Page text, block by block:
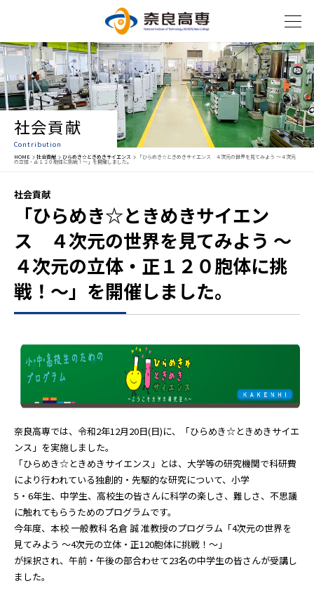
社会貢献
Contribution
HOME 社会貢献 ひらめき☆ときめきサイエンス 「ひらめき☆ときめきサイエンス ４次元の世界を見てみよう ～４次元
の立体・正１２０胞体に挑戦！～」を開催しました。
社会貢献
「ひらめき☆ときめきサイエン
ス ４次元の世界を見てみよう ～
４次元の立体・正１２０胞体に挑
戦！～」を開催しました。
奈良高専では、令和2年12月20日(日)に、「ひらめき☆ときめきサイエ
ンス」を実施しました。
「ひらめき☆ときめきサイエンス」とは、大学等の研究機関で科研費
により行われている独創的・先駆的な研究について、小学
5・6年生、中学生、高校生の皆さんに科学の楽しさ、難しさ、不思議
に触れてもらうためのプログラムです。
今年度、本校 一般教科 名倉 誠 准教授のプログラム 「4次元の世界を
見てみよう ～4次元の立体・正120胞体に挑戦！～」
が採択され、午前・午後の部合わせて23名の中学生の皆さんが受講し
ました。